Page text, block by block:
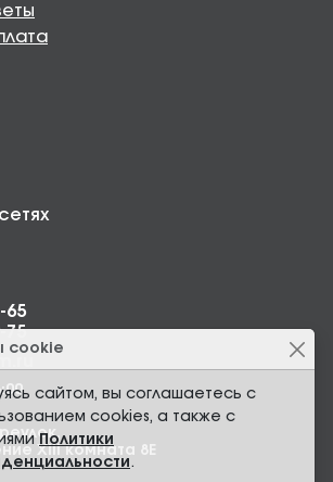
cookie
сайтом, вы соглашаетесь с
cookies, а также с
Политики
.
65
75
XIII комната 8Е